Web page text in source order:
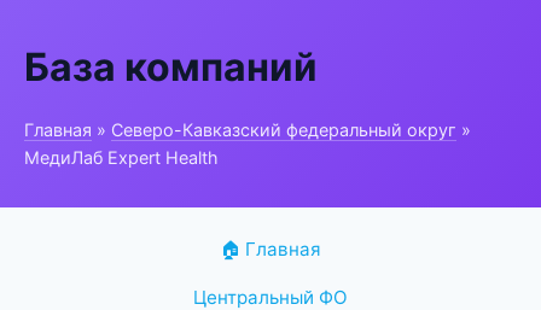
База компаний
Главная » Северо-Кавказский федеральный округ »
МедиЛаб Expert Health
🏠 Главная
Центральный ФО